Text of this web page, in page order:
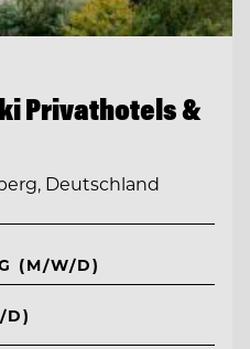
Privathotels &
Deutschland
(M/W/D)
D)